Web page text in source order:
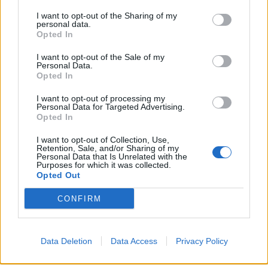
I want to opt-out of the Sharing of my
personal data.
Opted In
I want to opt-out of the Sale of my
Personal Data.
Opted In
I want to opt-out of processing my
Personal Data for Targeted Advertising.
Opted In
I want to opt-out of Collection, Use,
Retention, Sale, and/or Sharing of my
Personal Data that Is Unrelated with the
Purposes for which it was collected.
Opted Out
CONFIRM
Data Deletion Data Access Privacy Policy
AKTUALITĀTES
Latvijā reģistrēti četri masalu saslimšanas gadījumi